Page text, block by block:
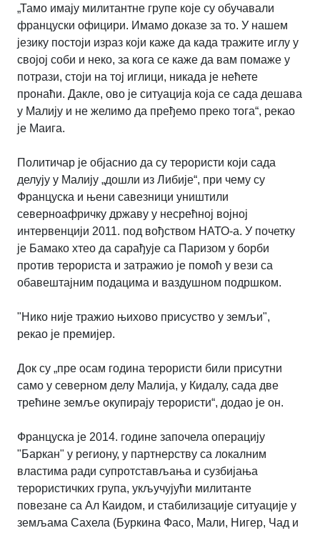
„Тамо имају милитантне групе које су обучавали
француски официри. Имамо доказе за то. У нашем
језику постоји израз који каже да када тражите иглу у
својој соби и неко, за кога се каже да вам помаже у
потрази, стоји на тој иглици, никада је нећете
пронаћи. Дакле, ово је ситуација која се сада дешава
у Малију и не желимо да пређемо преко тога“, рекао
је Маига.
Политичар је објаснио да су терористи који сада
делују у Малију „дошли из Либије“, при чему су
Француска и њени савезници уништили
северноафричку државу у несрећној војној
интервенцији 2011. под вођством НАТО-а. У почетку
је Бамако хтео да сарађује са Паризом у борби
против терориста и затражио је помоћ у вези са
обавештајним подацима и ваздушном подршком.
"Нико није тражио њихово присуство у земљи",
рекао је премијер.
Док су „пре осам година терористи били присутни
само у северном делу Малија, у Кидалу, сада две
трећине земље окупирају терористи“, додао је он.
Француска је 2014. године започела операцију
"Баркан" у региону, у партнерству са локалним
властима ради супротстављања и сузбијања
терористичких група, укључујући милитанте
повезане са Ал Каидом, и стабилизације ситуације у
земљама Сахела (Буркина Фасо, Мали, Нигер, Чад и